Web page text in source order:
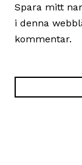
Spara mitt
i denna
kommentar.